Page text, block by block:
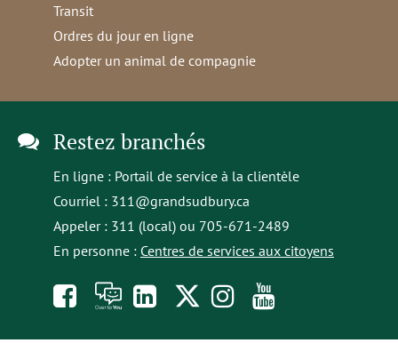
Transit
Ordres du jour en ligne
Adopter un animal de compagnie
Restez branchés
En ligne : Portail de service à la clientèle
Courriel : 311@grandsudbury.ca
Appeler : 311 (local) ou 705-671-2489
En personne : Centres de services aux citoyens
Like
us
À
toi
opens
in
Follow
us
Follow
us to